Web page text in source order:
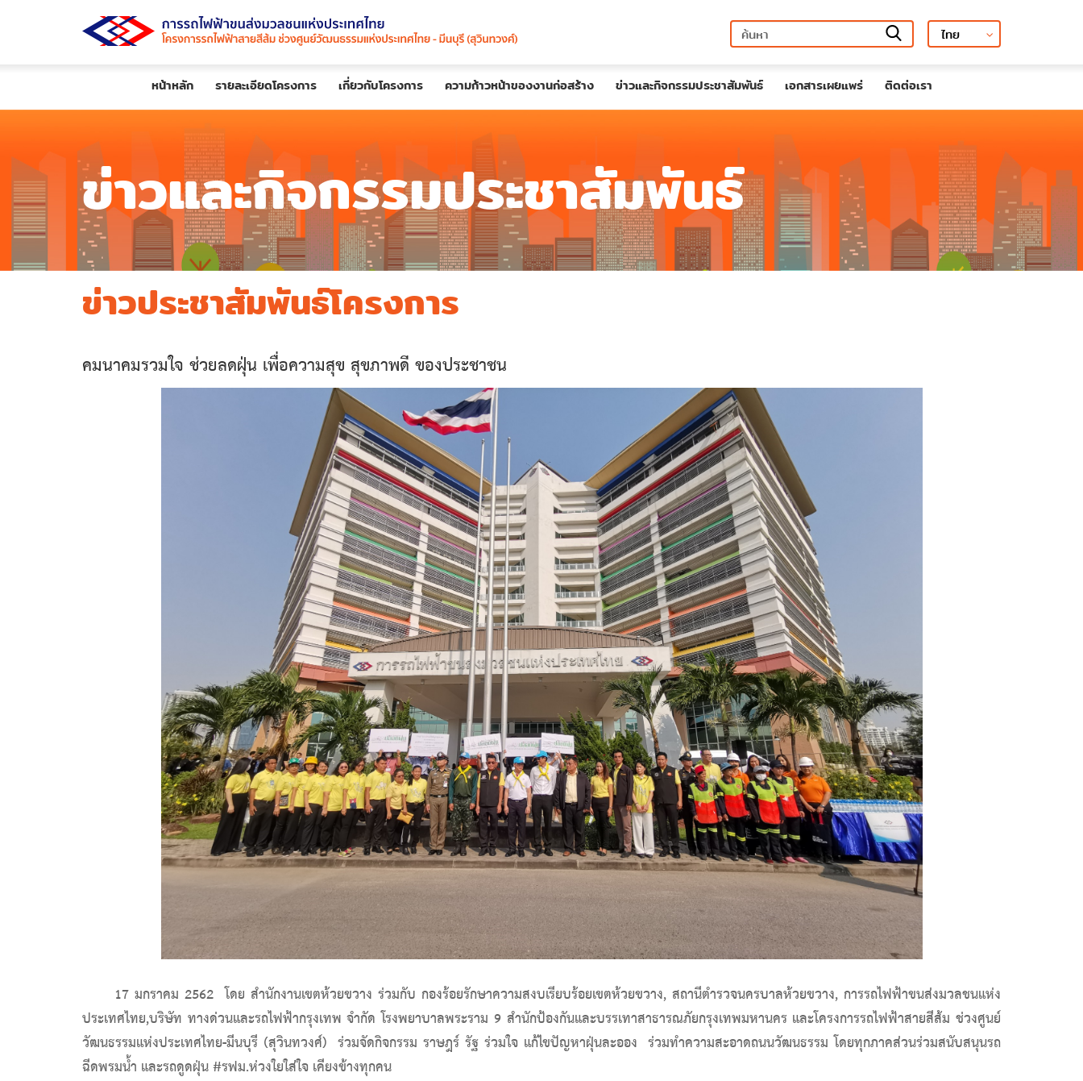
หน้าหลัก รายละเอียดโครงการ เกี่ยวกับโครงการ ความก้าวหน้าของงานก่อสร้าง ข่าวและกิจกรรมประชาสัมพันธ์ เอกสารเผยแพร่ ติดต่อเรา
ข่าวและกิจกรรมประชาสัมพันธ์
ข่าวประชาสัมพันธ์โครงการ
คมนาคมรวมใจ ช่วยลดฝุ่น เพื่อความสุข สุขภาพดี ของประชาชน
17 มกราคม 2562 โดย สำนักงานเขตห้วยขวาง ร่วมกับ กองร้อยรักษาความสงบเรียบร้อยเขตห้วยขวาง, สถานีตำรวจนครบาลห้วยขวาง, การรถไฟฟ้าขนส่งมวลชนแห่ง
ประเทศไทย,บริษัท ทางด่วนและรถไฟฟ้ากรุงเทพ จำกัด โรงพยาบาลพระราม 9 สำนักป้องกันและบรรเทาสาธารณภัยกรุงเทพมหานคร และโครงการรถไฟฟ้าสายสีส้ม ช่วงศูนย์
วัฒนธรรมแห่งประเทศไทย-มีนบุรี (สุวินทวงศ์) ร่วมจัดกิจกรรม ราษฎร์ รัฐ ร่วมใจ แก้ไขปัญหาฝุ่นละออง ร่วมทำความสะอาดถนนวัฒนธรรม โดยทุกภาคส่วนร่วมสนับสนุนรถ
ฉีดพรมน้ำ และรถดูดฝุ่น #รฟม.ห่วงใยใส่ใจ เคียงข้างทุกคน